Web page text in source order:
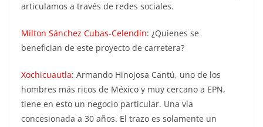
articulamos a través de redes sociales.
Milton Sánchez Cubas-Celendín: ¿Quienes se
benefician de este proyecto de carretera?
Xochicuautla: Armando Hinojosa Cantú, uno de los
hombres más ricos de México y muy cercano a EPN,
tiene en esto un negocio particular. Una vía
concesionada a 30 años. El trazo es solamente un